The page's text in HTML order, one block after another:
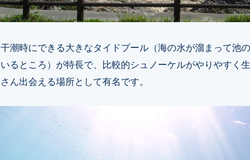
干潮時にできる大きなタイドプール（海の水が溜まって池
いるところ）が特長で、比較的シュノーケルがやりやすく
さん出会える場所として有名です。